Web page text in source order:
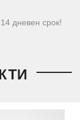
дневен срок!